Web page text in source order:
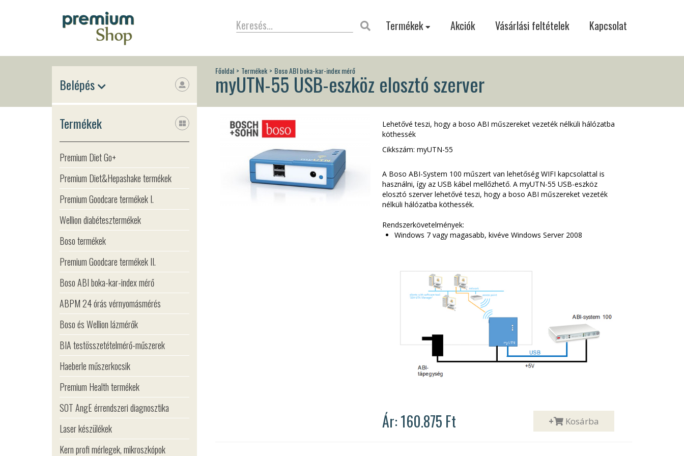
Termékek Akciók Vásárlási feltételek Kapcsolat
Főoldal Termékek Boso ABI boka-kar-index mérő
myUTN-55 USB-eszköz elosztó szerver
Lehetővé teszi, hogy a boso ABI műszereket vezeték nélküli hálózatba
köthessék
Cikkszám: myUTN-55
A Boso ABI-System 100 műszert van lehetőség WIFI kapcsolattal is
használni, így az USB kábel mellőzhető. A myUTN-55 USB-eszköz
elosztó szerver lehetővé teszi, hogy a boso ABI műszereket vezeték
nélküli hálózatba köthessék.
Rendszerkövetelmények:
Windows 7 vagy magasabb, kivéve Windows Server 2008
Ár: 160.875 Ft + Kosárba
Belépés
Termékek
Premium Diet Go+
Premium Diet&Hepashake termékek
Premium Goodcare termékek I.
Wellion diabétesztermékek
Boso termékek
Premium Goodcare termékek II.
Boso ABI boka-kar-index mérő
ABPM 24 órás vérnyomásmérés
Boso és Wellion lázmérők
BIA testösszetételmérő-műszerek
Haeberle műszerkocsik
Premium Health termékek
SOT AngE érrendszeri diagnosztika
Laser készülékek
Kern profi mérlegek, mikroszkópok